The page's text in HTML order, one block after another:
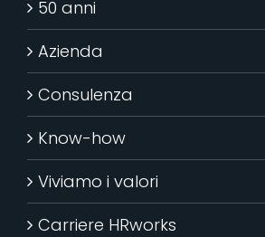
50 anni
Azienda
Consulenza
Know-how
Viviamo i valori
Carriere HRworks